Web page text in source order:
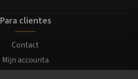
Para clientes
Contact
Mijn accounta